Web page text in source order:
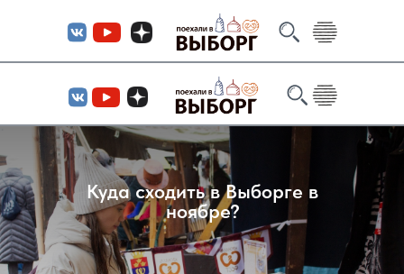
Куда сходить в Выборге в
ноябре?